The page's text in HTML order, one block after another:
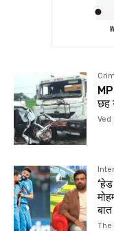
छह
Ved
बात
The